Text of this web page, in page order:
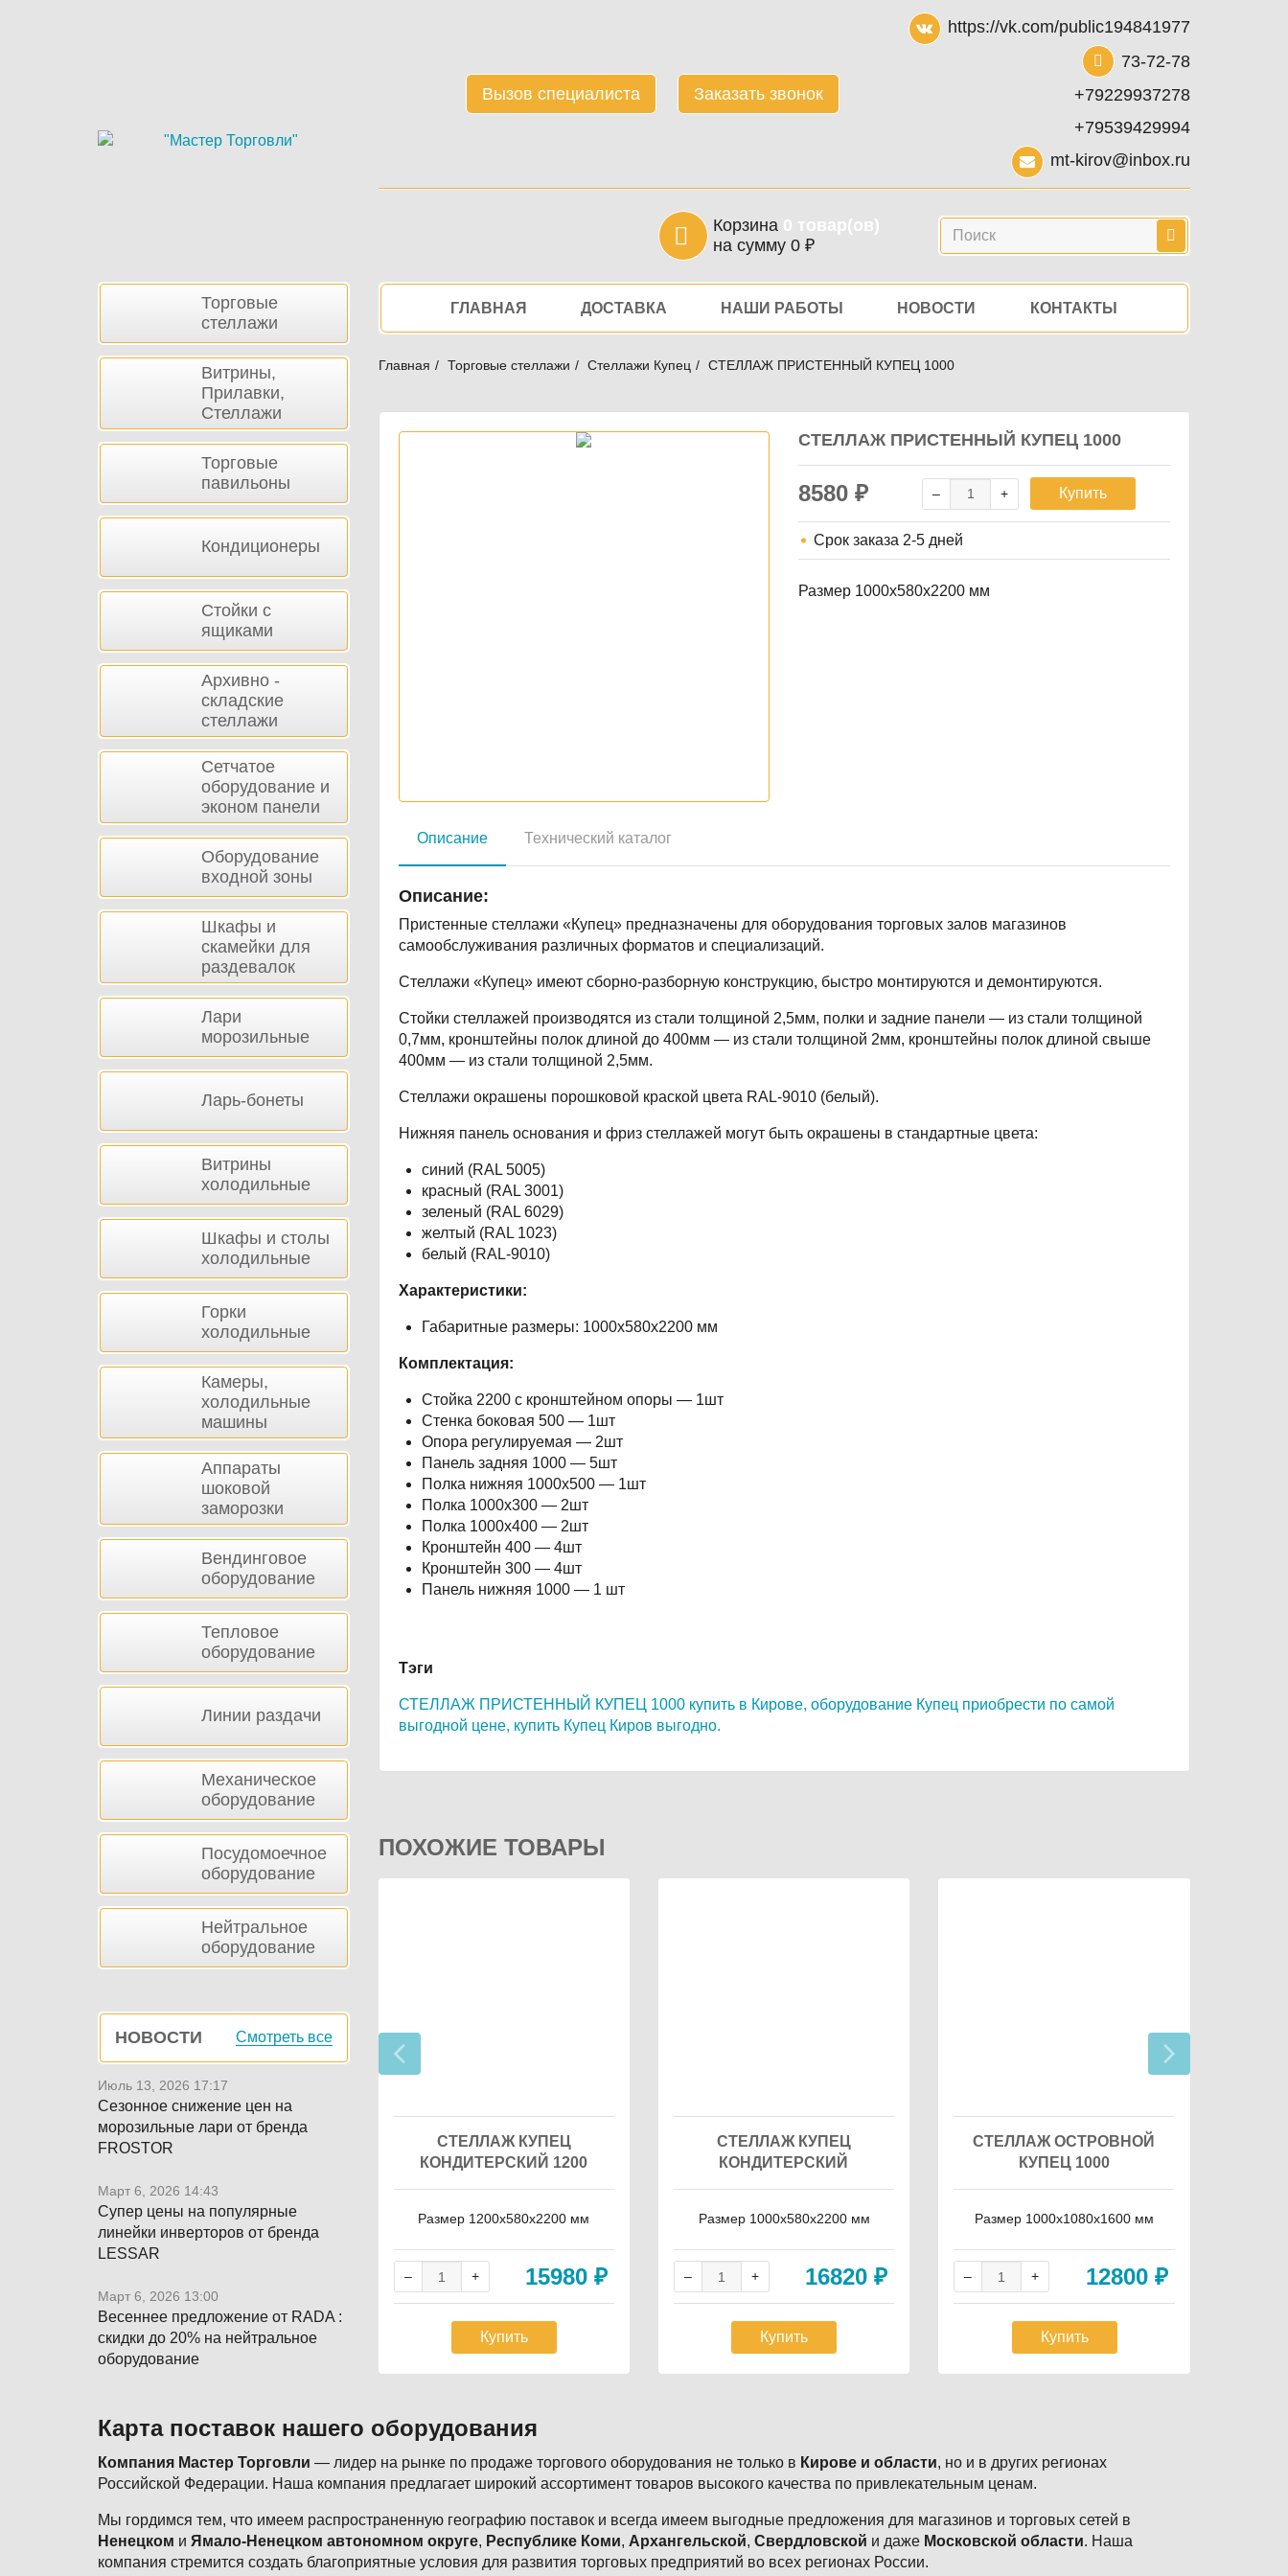
Вызов специалиста Заказать звонок
https://vk.com/public194841977
73-72-78
+79229937278
+79539429994
mt-kirov@inbox.ru
Корзина 0 товар(ов)
на сумму 0 ₽
Поиск
НавигацияГЛАВНАЯ ДОСТАВКА НАШИ РАБОТЫ НОВОСТИ КОНТАКТЫ
Главная Торговые стеллажи Стеллажи Купец СТЕЛЛАЖ ПРИСТЕННЫЙ КУПЕЦ 1000
СТЕЛЛАЖ ПРИСТЕННЫЙ КУПЕЦ 1000
8580₽ Купить
Срок заказа 2-5 дней
Размер 1000х580х2200 мм
Описание Технический каталог
Описание:
Пристенные стеллажи «Купец» предназначены для оборудования торговых залов магазинов
самообслуживания различных форматов и специализаций.
Стеллажи «Купец» имеют сборно-разборную конструкцию, быстро монтируются и демонтируются.
Стойки стеллажей производятся из стали толщиной 2,5мм, полки и задние панели — из стали толщиной
0,7мм, кронштейны полок длиной до 400мм — из стали толщиной 2мм, кронштейны полок длиной свыше
400мм — из стали толщиной 2,5мм.
Стеллажи окрашены порошковой краской цвета RAL-9010 (белый).
Нижняя панель основания и фриз стеллажей могут быть окрашены в стандартные цвета:
синий (RAL 5005)
красный (RAL 3001)
зеленый (RAL 6029)
желтый (RAL 1023)
белый (RAL-9010)
Характеристики:
Габаритные размеры: 1000х580х2200 мм
Комплектация:
Стойка 2200 с кронштейном опоры — 1шт
Стенка боковая 500 — 1шт
Опора регулируемая — 2шт
Панель задняя 1000 — 5шт
Полка нижняя 1000х500 — 1шт
Полка 1000х300 — 2шт
Полка 1000х400 — 2шт
Кронштейн 400 — 4шт
Кронштейн 300 — 4шт
Панель нижняя 1000 — 1 шт
Тэги
СТЕЛЛАЖ ПРИСТЕННЫЙ КУПЕЦ 1000 купить в Кирове, оборудование Купец приобрести по самой
выгодной цене, купить Купец Киров выгодно.
ПОХОЖИЕ ТОВАРЫ
СТЕЛЛАЖ КУПЕЦ
КОНДИТЕРСКИЙ 1200
Размер 1200х580х2200 мм
15980 ₽
Купить
СТЕЛЛАЖ КУПЕЦ
КОНДИТЕРСКИЙ
Размер 1000х580х2200 мм
16820₽
Купить
СТЕЛЛАЖ ОСТРОВНОЙ
КУПЕЦ 1000
Размер 1000х1080х1600 мм
12800 ₽
Купить
Боковая Торговые
стеллажи
Витрины,
Прилавки,
Стеллажи
Торговые
павильоны
Кондиционеры
Стойки с
ящиками
Архивно -
складские
стеллажи
Сетчатое
оборудование и
эконом панели
Оборудование
входной зоны
Шкафы и
скамейки для
раздевалок
Лари
морозильные
Ларь-бонеты
Витрины
холодильные
Шкафы и столы
холодильные
Горки
холодильные
Камеры,
холодильные
машины
Аппараты
шоковой
заморозки
Вендинговое
оборудование
Тепловое
оборудование
Линии раздачи
Механическое
оборудование
Посудомоечное
оборудование
Нейтральное
оборудование
НОВОСТИ Смотреть все
Июль 13, 2026 17:17
Сезонное снижение цен на
морозильные лари от бренда
FROSTOR
Март 6, 2026 14:43
Супер цены на популярные
линейки инверторов от бренда
LESSAR
Март 6, 2026 13:00
Весеннее предложение от RADA :
скидки до 20% на нейтральное
оборудование
Карта поставок нашего оборудования
Компания Мастер Торговли — лидер на рынке по продаже торгового оборудования не только в Кирове и области, но и в других регионах
Российской Федерации. Наша компания предлагает широкий ассортимент товаров высокого качества по привлекательным ценам.
Мы гордимся тем, что имеем распространенную географию поставок и всегда имеем выгодные предложения для магазинов и торговых сетей в
Ненецком и Ямало-Ненецком автономном округе, Республике Коми, Архангельской, Свердловской и даже Московской области. Наша
компания стремится создать благоприятные условия для развития торговых предприятий во всех регионах России.